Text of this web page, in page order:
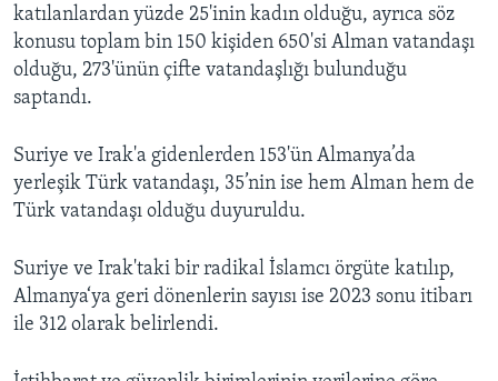
katılanlardan yüzde 25'inin kadın olduğu, ayrıca söz
konusu toplam bin 150 kişiden 650'si Alman vatandaşı
olduğu, 273'ünün çifte vatandaşlığı bulunduğu
saptandı.
Suriye ve Irak'a gidenlerden 153'ün Almanya’da
yerleşik Türk vatandaşı, 35’nin ise hem Alman hem de
Türk vatandaşı olduğu duyuruldu.
Suriye ve Irak'taki bir radikal İslamcı örgüte katılıp,
Almanya‘ya geri dönenlerin sayısı ise 2023 sonu itibarı
ile 312 olarak belirlendi.